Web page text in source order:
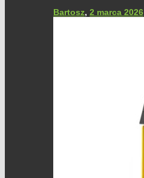
Bartosz, 2 marca 2026